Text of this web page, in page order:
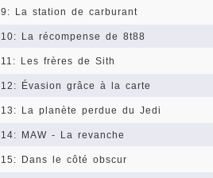
9: La station de carburant
10: La récompense de 8t88
11: Les frères de Sith
12: Évasion grâce à la carte
13: La planète perdue du Jedi
14: MAW - La revanche
15: Dans le côté obscur